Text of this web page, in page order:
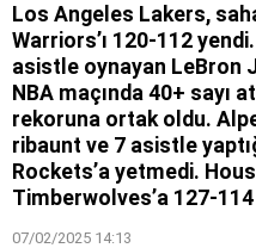
Los Angeles Lakers,
Warriors’ı 120-112
asistle oynayan LeBron
NBA maçında 40+ sayı
rekoruna ortak oldu.
ribaunt ve 7 asistle
Rockets’a yetmedi.
Timberwolves’a 127-
07/02/2025 14:13